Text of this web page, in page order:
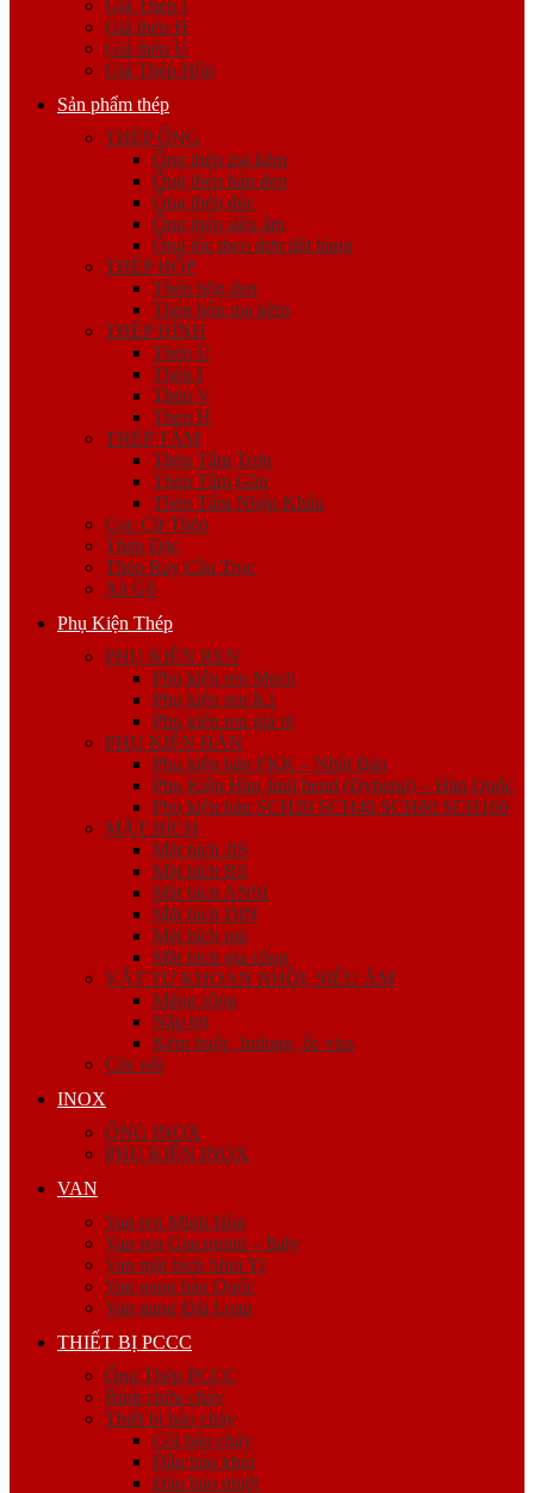
Giá Thép I
Giá thép H
Giá thép U
Giá Thép Hộp
Sản phẩm thép
THÉP ỐNG
Ống thép mạ kẽm
Ống thép hàn đen
Ống thép đúc
Ống thép siêu âm
Ống lốc theo đơn đặt hàng
THÉP HỘP
Thép hộp đen
Thép hộp mạ kẽm
THÉP HÌNH
Thép U
Thép I
Thép V
Thép H
THÉP TẤM
Thép Tấm Trơn
Thép Tấm Gân
Thép Tấm Nhập Khẩu
Cọc Cừ Thép
Thép Đặc
Thép Ray Cầu Trục
Xà Gồ
Phụ Kiện Thép
PHỤ KIỆN REN
Phụ kiện ren Mech
Phụ kiện ren K1
Phụ kiện ren giá rẻ
PHỤ KIỆN HÀN
Phụ kiện hàn FKK – Nhật Bản
Phụ Kiện Hàn Jinil bend (Dybend) – Hàn Quốc
Phụ kiện hàn SCH20 SCH40 SCH80 SCH160
MẶT BÍCH
Mặt bích JIS
Mặt bích BS
Mặt bích ANSI
Mặt bích DIN
Mặt bích mù
Mặt bích gia công
VẬT TƯ KHOAN NHỒI, SIÊU ÂM
Măng sông
Nắp bịt
Kẽm buộc, bulong, ốc viss
Cóc nối
INOX
ỐNG INOX
PHỤ KIỆN INOX
VAN
Van ren Minh Hòa
Van ren Giacomini – Italy
Van mặt bích Shin Yi
Van gang hàn Quốc
Van gang Đài Loan
THIẾT BỊ PCCC
Ống Thép PCCC
Bình chữa cháy
Thiết bị báo cháy
Còi báo cháy
Đầu báo khói
Đầu báo nhiệt